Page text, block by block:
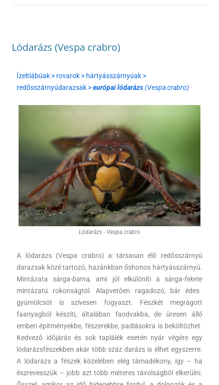
Lódarázs (Vespa crabro)
Ízeltlábúak > rovarok > hártyásszárnyúak >
redősszárnyúdarazsak >európai lódarázs(Vespa crabro)
Lódarázs - Vespa crabro
A lódarázs (Vespa crabro) a társasan élő redősszárnyú
darazsak közé tartozó, hazánkban őshonos hártyásszárnyú.
Mintázata sárga-barna, ami jól elkülöníti a sárga-fekete
mintázatú rokonságtól. Alapvetően ragadozó, bár édes
gyümölcsöt is szívesen fogyaszt. Fészkét megrágott
faanyagból készíti, általában faodvakba, de üresen álló
emberi építményekbe, fészerekbe, padlásokra is beköltözhet.
Kedvező időjárás és sok taplálék esetén nyár végére egy
lódarázsfészekben akár több száz darázs is élhet egyszerre.
A lódarázs a fészek közelében elég támadékony, így – ha
észrevesszük – jobb azt több méteres távolságból elkerülni.